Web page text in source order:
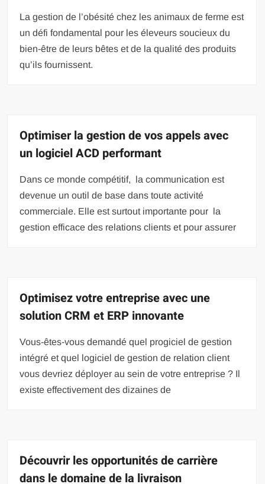
La gestion de l’obésité chez les animaux de ferme est
un défi fondamental pour les éleveurs soucieux du
bien-être de leurs bêtes et de la qualité des produits
qu’ils fournissent.
Optimiser la gestion de vos appels avec
un logiciel ACD performant
Dans ce monde compétitif, la communication est
devenue un outil de base dans toute activité
commerciale. Elle est surtout importante pour la
gestion efficace des relations clients et pour assurer
Optimisez votre entreprise avec une
solution CRM et ERP innovante
Vous-êtes-vous demandé quel progiciel de gestion
intégré et quel logiciel de gestion de relation client
vous devriez déployer au sein de votre entreprise ? Il
existe effectivement des dizaines de
Découvrir les opportunités de carrière
dans le domaine de la livraison